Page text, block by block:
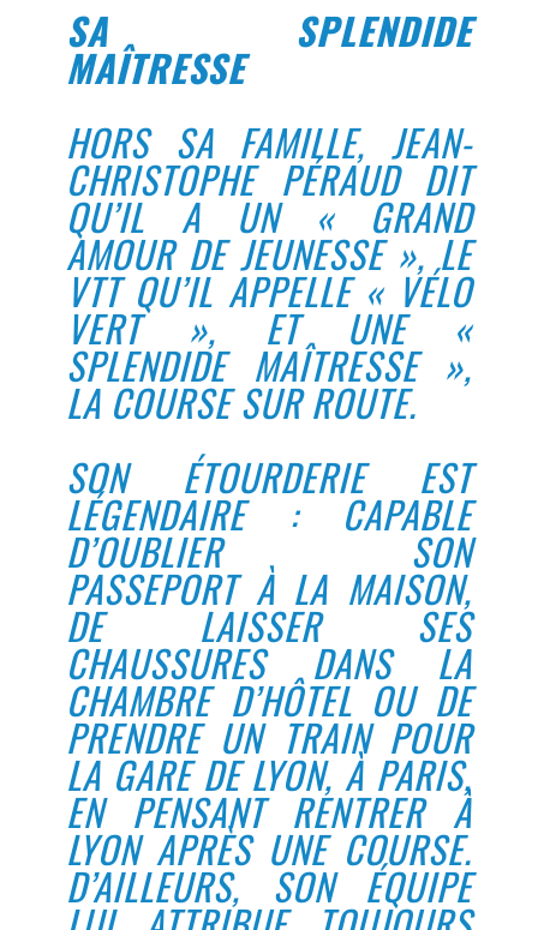
SA SPLENDIDE
MAÎTRESSE
HORS SA FAMILLE, JEAN-
CHRISTOPHE PÉRAUD DIT
QU’IL A UN « GRAND
AMOUR DE JEUNESSE », LE
VTT QU’IL APPELLE « VÉLO
VERT », ET UNE «
SPLENDIDE MAÎTRESSE »,
LA COURSE SUR ROUTE.
SON ÉTOURDERIE EST
LÉGENDAIRE : CAPABLE
D’OUBLIER SON
PASSEPORT À LA MAISON,
DE LAISSER SES
CHAUSSURES DANS LA
CHAMBRE D’HÔTEL OU DE
PRENDRE UN TRAIN POUR
LA GARE DE LYON, À PARIS,
EN PENSANT RENTRER À
LYON APRÈS UNE COURSE.
D’AILLEURS, SON ÉQUIPE